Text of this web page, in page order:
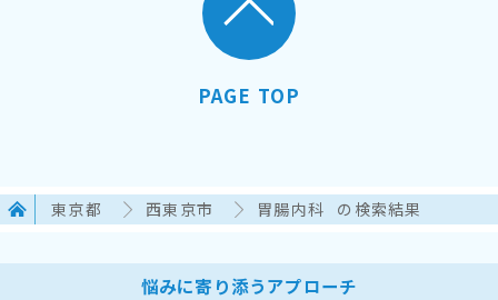
PAGE TOP
東京都 西東京市 胃腸内科 の検索結果
悩みに寄り添うアプローチ